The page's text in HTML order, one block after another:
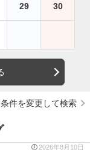
29 30
条件を変更して検索
2026年8月10日